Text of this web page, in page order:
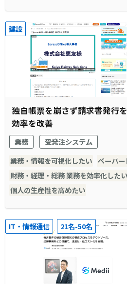
建設
独自帳票を崩さず請求書発行
効率を改善
業務
受発注システム
業務・情報を可視化したい ペーパ
財務・経理・総務 業務を効率化したい
個人の生産性を高めたい
IT・情報通信 21名-50名